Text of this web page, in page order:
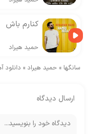
کنارم باش
حمید هیراد
سانگها » حمید هیراد » دانلود
ارسال دیدگاه